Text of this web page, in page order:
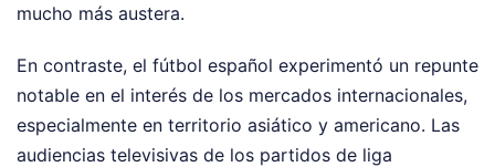
mucho más austera.
En contraste, el fútbol español experimentó un repunte
notable en el interés de los mercados internacionales,
especialmente en territorio asiático y americano. Las
audiencias televisivas de los partidos de liga